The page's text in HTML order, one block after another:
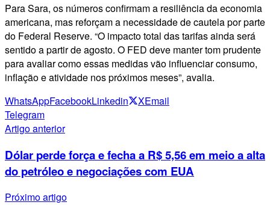
Para Sara, os números confirmam a resiliência da economia
americana, mas reforçam a necessidade de cautela por parte
do Federal Reserve. “O impacto total das tarifas ainda será
sentido a partir de agosto. O FED deve manter tom prudente
para avaliar como essas medidas vão influenciar consumo,
inflação e atividade nos próximos meses”, avalia.
WhatsAppFacebookLinkedin XEmail
Telegram
Artigo anterior
Dólar perde força e fecha a R$ 5,56 em meio a alta
do petróleo e negociações com EUA
Próximo artigo